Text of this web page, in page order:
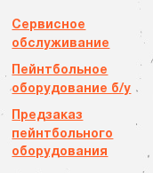
Сервисное
обслуживание
Пейнтбольное
оборудование б/у
Предзаказ
пейнтбольного
оборудования